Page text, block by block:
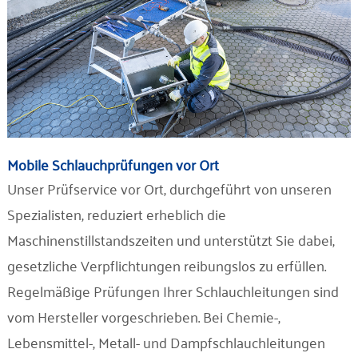
Mobile Schlauchprüfungen vor Ort
Unser Prüfservice vor Ort, durchgeführt von unseren
Spezialisten, reduziert erheblich die
Maschinenstillstandszeiten und unterstützt Sie dabei,
gesetzliche Verpflichtungen reibungslos zu erfüllen.
Regelmäßige Prüfungen Ihrer Schlauchleitungen sind
vom Hersteller vorgeschrieben. Bei Chemie-,
Lebensmittel-, Metall- und Dampfschlauchleitungen